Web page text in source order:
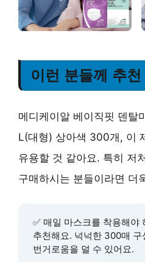
이런 분들께 추천
메디케이알 베이직핏 덴탈
L(대형) 상아색 300개, 이
유용할 것 같아요. 특히 저
구매하시는 분들이라면 더
✅ 매일 마스크를 착용해야
추천해요. 넉넉한 300매
번거로움을 덜 수 있어요.